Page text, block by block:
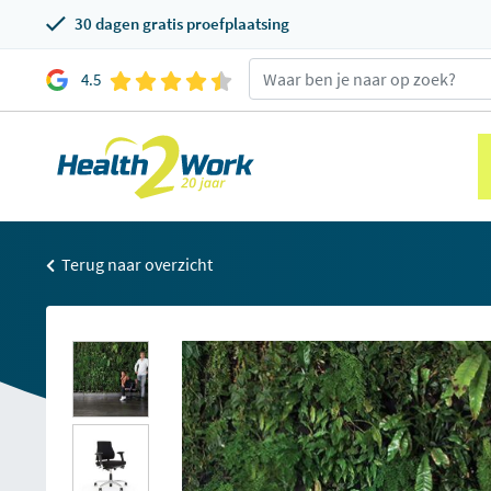
30 dagen gratis proefplaatsing
4.5
Terug naar overzicht